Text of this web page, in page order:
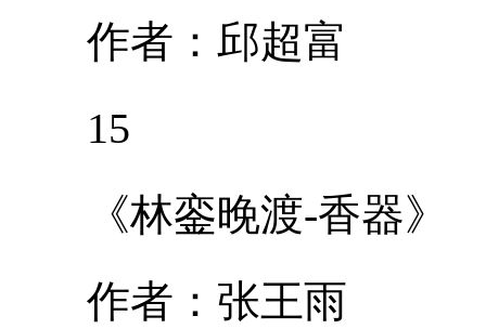
作者：邱超富
15
《林銮晚渡-香器》
作者：张王雨